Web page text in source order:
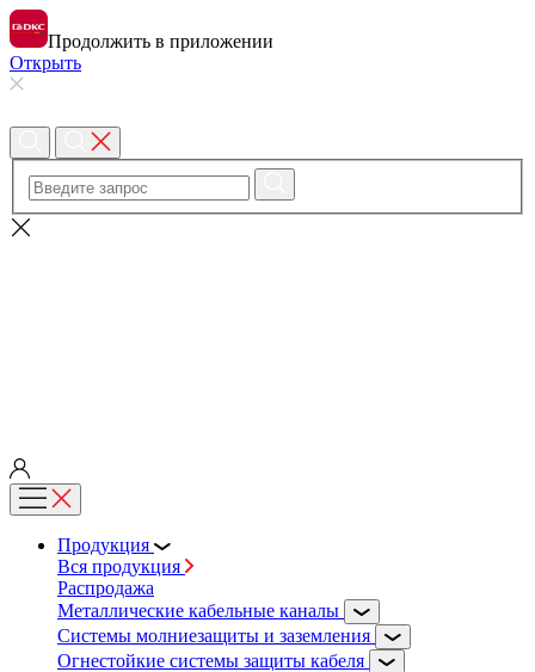
Продолжить в приложении
Открыть
Продукция
Вся продукция
Распродажа
Металлические кабельные каналы
Системы молниезащиты и заземления
Огнестойкие системы защиты кабеля